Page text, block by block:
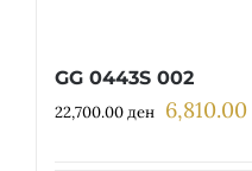
GG 0443S 002
22,700.00ден Original
6,810.00